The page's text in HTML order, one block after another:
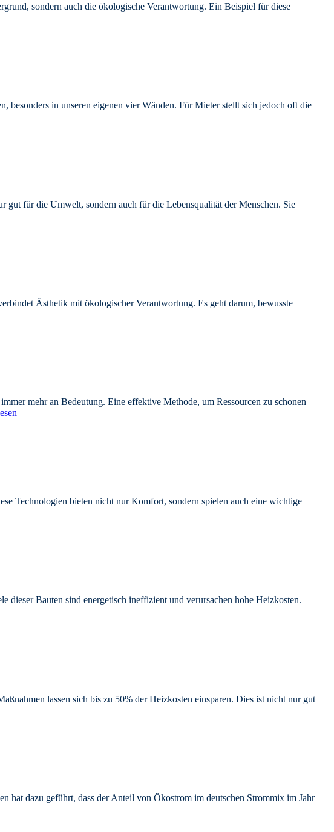
sondern auch die ökologische Verantwortung. Ein Beispiel für diese
in unseren eigenen vier Wänden. Für Mieter stellt sich jedoch oft die
gut für die Umwelt, sondern auch für die Lebensqualität der Menschen. Sie
Ästhetik mit ökologischer Verantwortung. Es geht darum, bewusste
mehr an Bedeutung. Eine effektive Methode, um Ressourcen zu schonen
Technologien bieten nicht nur Komfort, sondern spielen auch eine wichtige
dieser Bauten sind energetisch ineffizient und verursachen hohe Heizkosten.
lassen sich bis zu 50% der Heizkosten einsparen. Dies ist nicht nur gut
hat dazu geführt, dass der Anteil von Ökostrom im deutschen Strommix im Jahr